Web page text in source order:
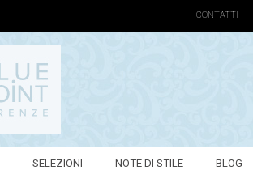
CONTATTI
SELEZIONI NOTE DI STILE BLOG